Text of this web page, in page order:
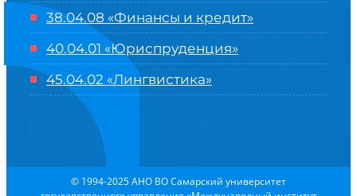
38.04.08 «Финансы и кредит»
40.04.01 «Юриспруденция»
45.04.02 «Лингвистика»
© 1994-2025 АНО ВО Самарский университет